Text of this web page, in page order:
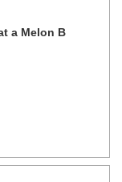
a Melon B